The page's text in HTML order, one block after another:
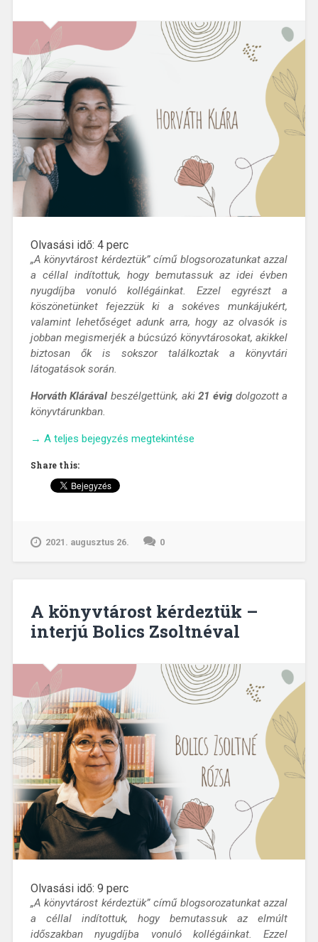
Olvasási idő: 4 perc
„A könyvtárost kérdeztük” című blogsorozatunkat azzal
a céllal indítottuk, hogy bemutassuk az idei évben
nyugdíjba vonuló kollégáinkat. Ezzel egyrészt a
köszönetünket fejezzük ki a sokéves munkájukért,
valamint lehetőséget adunk arra, hogy az olvasók is
jobban megismerjék a búcsúzó könyvtárosokat, akikkel
biztosan ők is sokszor találkoztak a könyvtári
látogatások során.
Horváth Klárával beszélgettünk, aki21 évigdolgozott a
könyvtárunkban.
„A
kérdeztük
→ A teljes bejegyzés megtekintése
Share this:
2021. augusztus 26. 0
A könyvtárost kérdeztük –
interjú Bolics Zsoltnéval
Olvasási idő: 9 perc
„A könyvtárost kérdeztük” című blogsorozatunkat azzal
a céllal indítottuk, hogy bemutassuk az elmúlt
időszakban nyugdíjba vonuló kollégáinkat. Ezzel